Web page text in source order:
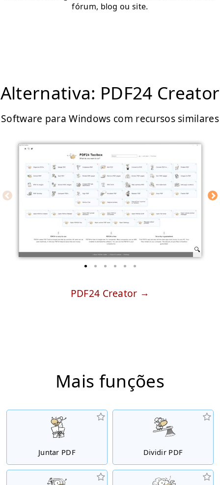
fórum, blog ou site.
Alternativa: PDF24 Creator
Software para Windows com recursos similares
PDF24 Creator
Mais funções
Juntar PDF Dividir PDF